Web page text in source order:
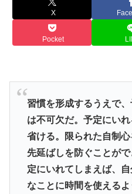
X
Pocket
習慣を形成するうえで
は不可欠だ。予定にい
省ける。限られた自制心
先延ばしを防ぐことが
定にいれてしまえば、
なことに時間を使える